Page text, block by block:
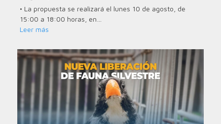
• La propuesta se realizará el lunes 10 de agosto, de
15:00 a 18:00 horas, en…
Leer más